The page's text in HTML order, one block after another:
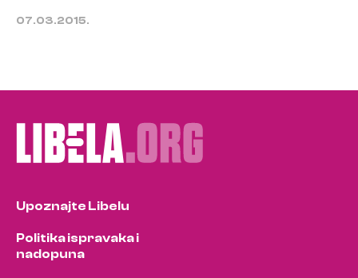
07.03.2015.
Upoznajte Libelu
Politika ispravaka i
nadopuna